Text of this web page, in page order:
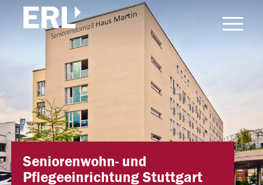
Seniorenwohn- und
Pflegeeinrichtung Stuttgart